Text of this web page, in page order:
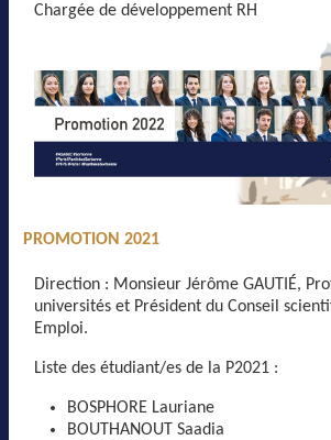
Chargée de développement RH
PROMOTION 2021
Direction : Monsieur Jérôme GAUTIÉ,
universités et Président du Conseil
Emploi.
Liste des étudiant/es de la P2021 :
BOSPHORE Lauriane
BOUTHANOUT Saadia